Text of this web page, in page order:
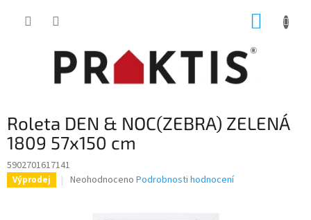
Roleta DEN & NOC(ZEBRA) ZELENÁ
1809 57x150 cm
5902701617141
Výprodej
Průměrné
Neohodnoceno Podrobnosti hodnocení